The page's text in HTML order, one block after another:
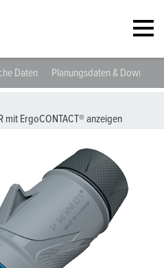
ErgoCONTACT® 14557
mit ErgoCONTACT® anzeigen